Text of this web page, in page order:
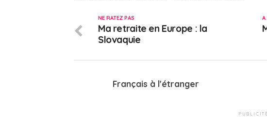
A
NE RATEZ PAS
Ma retraite en Europe : la
Slovaquie
Français à l'étranger
PUBLICITÉ